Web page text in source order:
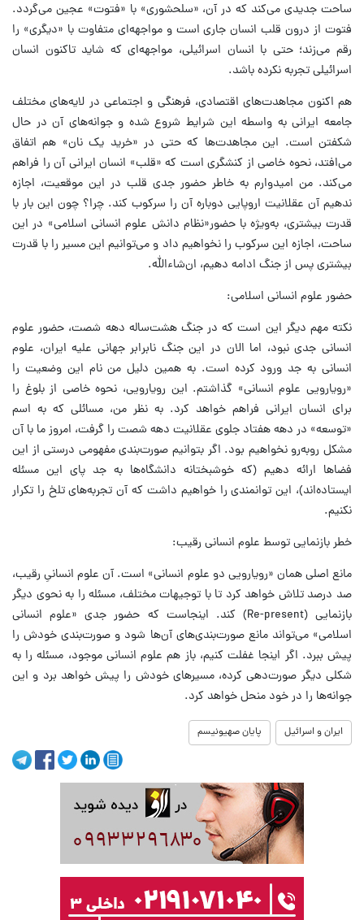
ساحت جدیدی می‌کند که در آن، «سلحشوری» با «فتوت» عجین می‌گردد.
فتوت از درون قلب انسان جاری است و مواجهه‌ای متفاوت با «دیگری» را
رقم می‌زند؛ حتی با انسان اسرائیلی، مواجهه‌ای که شاید تاکنون انسان
اسرائیلی تجربه نکرده باشد.
هم اکنون مجاهدت‌های اقتصادی، فرهنگی و اجتماعی در لایه‌های مختلف
جامعه ایرانی به واسطه این شرایط شروع شده و جوانه‌های آن در حال
شکفتن است. این مجاهدت‌ها که حتی در «خرید یک نان» هم اتفاق
می‌افتد، نحوه خاصی از کنشگری است که «قلب» انسان ایرانی آن را فراهم
می‌کند. من امیدوارم به خاطر حضور جدی قلب در این موقعیت، اجازه
ندهیم آن عقلانیت اروپایی دوباره آن را سرکوب کند. چرا؟ چون این بار با
قدرت بیشتری، به‌ویژه با حضور«نظام دانش علوم انسانی اسلامی» در این
ساحت، اجازه این سرکوب را نخواهیم داد و می‌توانیم این مسیر را با قدرت
بیشتری پس از جنگ ادامه دهیم، ان‌شاءالله.
حضور علوم انسانی اسلامی:
نکته مهم دیگر این است که در جنگ هشت‌ساله دهه شصت، حضور علوم
انسانی جدی نبود، اما الان در این جنگ نابرابر جهانی علیه ایران، علوم
انسانی به جد ورود کرده است. به همین دلیل من نام این وضعیت را
«رویارویی علوم انسانی» گذاشتم. این رویارویی، نحوه خاصی از بلوغ را
برای انسان ایرانی فراهم خواهد کرد. به نظر من، مسائلی که به اسم
«توسعه» در دهه هفتاد جلوی عقلانیت دهه شصت را گرفت، امروز ما با آن
مشکل روبه‌رو نخواهیم بود. اگر بتوانیم صورت‌بندی مفهومی درستی از این
فضاها ارائه دهیم (که خوشبختانه دانشگاه‌ها به جد پای این مسئله
ایستاده‌اند)، این توانمندی را خواهیم داشت که آن تجربه‌های تلخ را تکرار
نکنیم.
خطر بازنمایی توسط علوم انسانی رقیب:
مانع اصلی همان «رویارویی دو علوم انسانی» است. آن علوم انسانیِ رقیب،
صد درصد تلاش خواهد کرد تا با توجیهات مختلف، مسئله را به نحوی دیگر
بازنمایی (Re-present) کند. اینجاست که حضور جدی «علوم انسانی
اسلامی» می‌تواند مانع صورت‌بندی‌های آن‌ها شود و صورت‌بندی خودش را
پیش ببرد. اگر اینجا غفلت کنیم، باز هم علوم انسانی موجود، مسئله را به
شکلی دیگر صورت‌دهی کرده، مسیرهای خودش را پیش خواهد برد و این
جوانه‌ها را در خود منحل خواهد کرد.
ایران و اسرائیل پایان صهیونیسم